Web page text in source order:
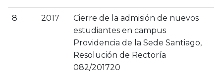
8 2017
Cierre de la admisión de nuevos
estudiantes en campus
Providencia de la Sede Santiago,
Resolución de Rectoría
082/201720